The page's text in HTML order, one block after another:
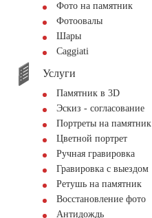
Фото на памятник
Фотоовалы
Шары
Сaggiati
Услуги
Памятник в 3D
Эскиз - согласование
Портреты на памятник
Цветной портрет
Ручная гравировка
Гравировка с выездом
Ретушь на памятник
Восстановление фото
Антидождь